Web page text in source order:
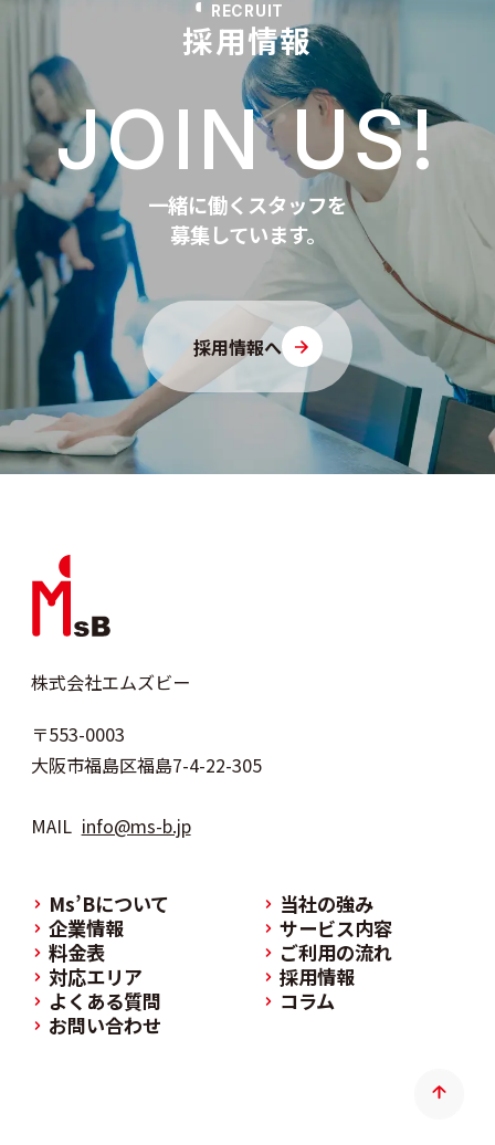
採用情報
RECRUIT
JOIN US!
一緒に働くスタッフを
募集しています。
採用情報へ
株式会社エムズビー
〒553-0003
大阪市福島区福島7-4-22-305
MAIL info@ms-b.jp
Ms’Bについて
当社の強み
企業情報
サービス内容
料金表
ご利用の流れ
対応エリア
採用情報
よくある質問
コラム
お問い合わせ